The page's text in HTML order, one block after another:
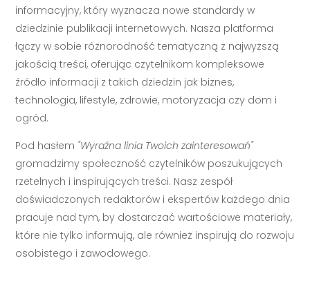
informacyjny, który wyznacza nowe standardy w
dziedzinie publikacji internetowych. Nasza platforma
łączy w sobie różnorodność tematyczną z najwyższą
jakością treści, oferując czytelnikom kompleksowe
źródło informacji z takich dziedzin jak biznes,
technologia, lifestyle, zdrowie, motoryzacja czy dom i
ogród.
Pod hasłem "Wyraźna linia Twoich zainteresowań"
gromadzimy społeczność czytelników poszukujących
rzetelnych i inspirujących treści. Nasz zespół
doświadczonych redaktorów i ekspertów każdego dnia
pracuje nad tym, by dostarczać wartościowe materiały,
które nie tylko informują, ale również inspirują do rozwoju
osobistego i zawodowego.